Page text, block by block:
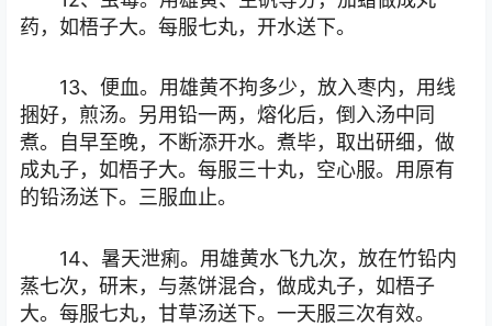
药，如梧子大。每服七丸，开水送下。
13、便血。用雄黄不拘多少，放入枣内，用线
捆好，煎汤。另用铅一两，熔化后，倒入汤中同
煮。自早至晚，不断添开水。煮毕，取出研细，做
成丸子，如梧子大。每服三十丸，空心服。用原有
的铅汤送下。三服血止。
14、暑天泄痢。用雄黄水飞九次，放在竹铅内
蒸七次，研末，与蒸饼混合，做成丸子，如梧子
大。每服七丸，甘草汤送下。一天服三次有效。